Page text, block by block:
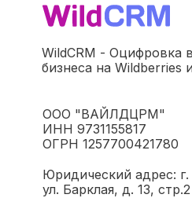
Юридический адрес:
ул. Барклая, д. 13, стр.2
ООО "ВАЙЛДЦРМ"
ИНН 9731155817
ОГРН 1257700421780
WildCRM - Оцифровка
бизнеса на Wildberries